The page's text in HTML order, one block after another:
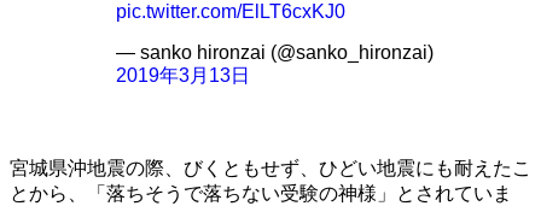
pic.twitter.com/ElLT6cxKJ0
— sanko hironzai (@sanko_hironzai)
2019年3月13日
宮城県沖地震の際、びくともせず、ひどい地震にも耐えたこ
とから、「落ちそうで落ちない受験の神様」とされていま